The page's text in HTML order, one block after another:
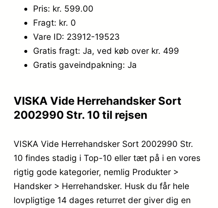
Pris: kr. 599.00
Fragt: kr. 0
Vare ID: 23912-19523
Gratis fragt: Ja, ved køb over kr. 499
Gratis gaveindpakning: Ja
VISKA Vide Herrehandsker Sort
2002990 Str. 10 til rejsen
VISKA Vide Herrehandsker Sort 2002990 Str.
10 findes stadig i Top-10 eller tæt på i en vores
rigtig gode kategorier, nemlig Produkter >
Handsker > Herrehandsker. Husk du får hele
lovpligtige 14 dages returret der giver dig en